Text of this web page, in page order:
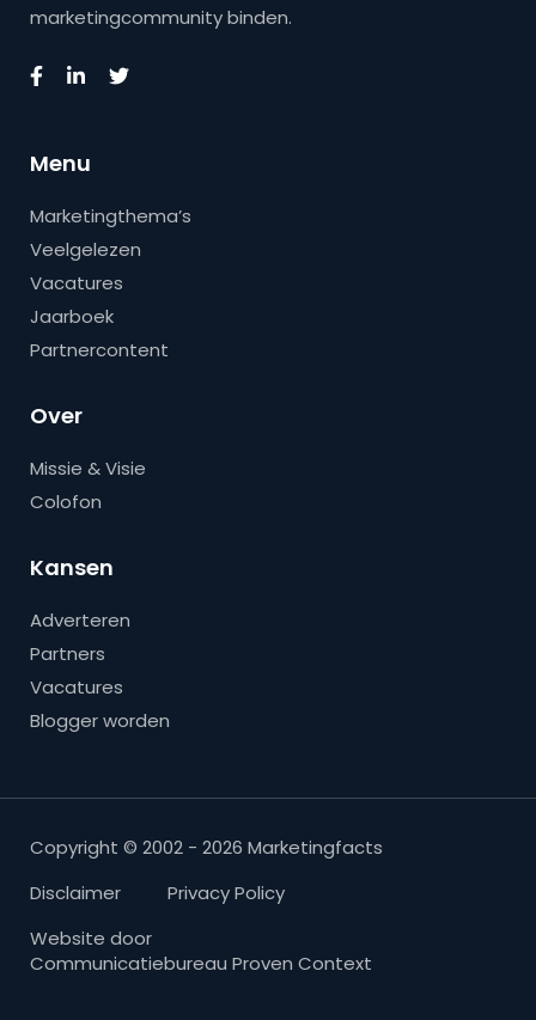
marketingcommunity binden.
Menu
Marketingthema’s
Veelgelezen
Vacatures
Jaarboek
Partnercontent
Over
Missie & Visie
Colofon
Kansen
Adverteren
Partners
Vacatures
Blogger worden
Copyright © 2002 - 2026 Marketingfacts
Disclaimer
Privacy Policy
Website door
Communicatiebureau Proven Context